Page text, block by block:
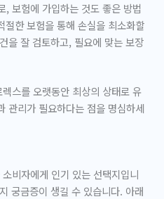
, 보험에 가입하는 것도 좋은 방법
절한 보험을 통해 손실을 최소화할
을 잘 검토하고, 필요에 맞는 보장
스를 오랫동안 최상의 상태로 유
관리가 필요하다는 점을 명심하세
비자에게 인기 있는 선택지입니
궁금증이 생길 수 있습니다. 아래